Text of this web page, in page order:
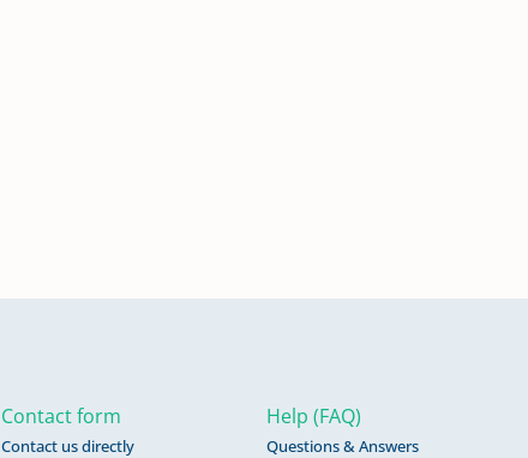
Contact form
Contact us directly
Help (FAQ)
Questions & Answers